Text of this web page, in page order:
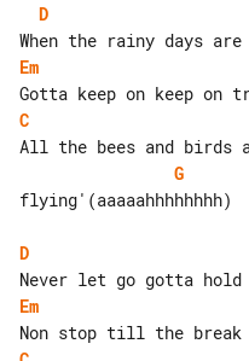
D
Em
C
G
flying'(aaaaahhhhhhhh)
D
Em